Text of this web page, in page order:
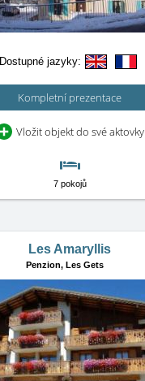
Dostupné jazyky:
Kompletní prezentace
Vložit objekt do své aktovky
7 pokojů
Les Amaryllis
Penzion, Les Gets